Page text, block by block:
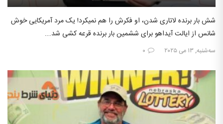
شش بار برنده لاتاری شدن، او فکرش را هم نمیکرد! یک مرد آمریکایی خوش
شانس از ایالت آیداهو برای ششمین بار برنده قرعه کشی شد….
سه‌شنبه, ۱۳ می ۲۰۲۵ ۰